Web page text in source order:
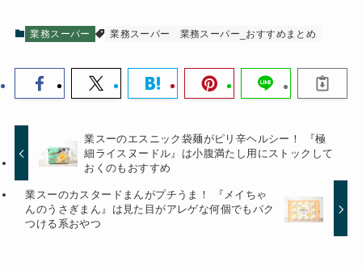
業務スーパー 業務スーパー 業務スーパー_おすすめまとめ
業スーのエスニック袋麺がピリ辛ヘルシー！ 『極
細ライスヌードル』は小腹満たし用にストックして
おくのもおすすめ
業スーのカスタードまんがプチうま！ 『メイちゃ
んのうさぎまん』は見た目がアレゲな何個でもパク
つける系おやつ